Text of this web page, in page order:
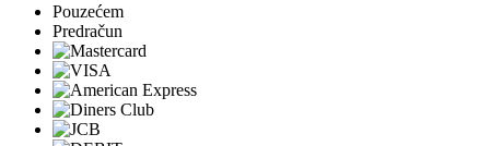
Pouzećem
Predračun